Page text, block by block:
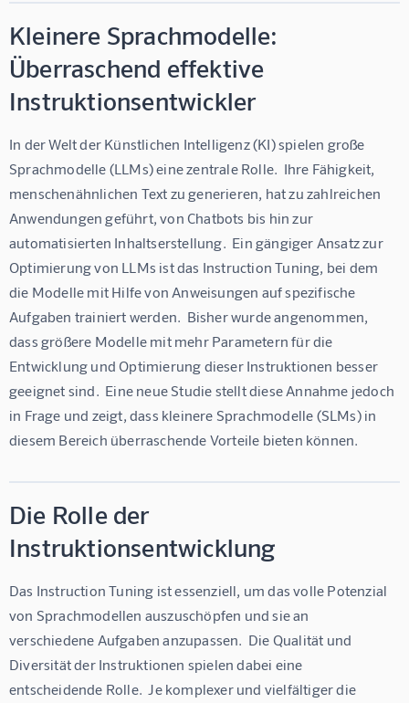
Kleinere Sprachmodelle:
Überraschend effektive
Instruktionsentwickler
In der Welt der Künstlichen Intelligenz (KI) spielen große
Sprachmodelle (LLMs) eine zentrale Rolle.  Ihre Fähigkeit,
menschenähnlichen Text zu generieren, hat zu zahlreichen
Anwendungen geführt, von Chatbots bis hin zur
automatisierten Inhaltserstellung.  Ein gängiger Ansatz zur
Optimierung von LLMs ist das Instruction Tuning, bei dem
die Modelle mit Hilfe von Anweisungen auf spezifische
Aufgaben trainiert werden.  Bisher wurde angenommen,
dass größere Modelle mit mehr Parametern für die
Entwicklung und Optimierung dieser Instruktionen besser
geeignet sind.  Eine neue Studie stellt diese Annahme jedoch
in Frage und zeigt, dass kleinere Sprachmodelle (SLMs) in
diesem Bereich überraschende Vorteile bieten können.
Die Rolle der
Instruktionsentwicklung
Das Instruction Tuning ist essenziell, um das volle Potenzial
von Sprachmodellen auszuschöpfen und sie an
verschiedene Aufgaben anzupassen.  Die Qualität und
Diversität der Instruktionen spielen dabei eine
entscheidende Rolle.  Je komplexer und vielfältiger die